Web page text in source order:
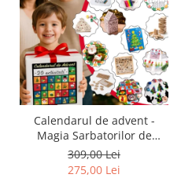
Calendarul de advent -
Magia Sarbatorilor de
Craciun cu 20 activități copii
SilverBox
309,00 Lei
275,00 Lei